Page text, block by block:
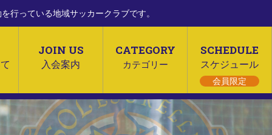
行っている地域サッカークラブです。
JOIN US
入会案内
CATEGORY
カテゴリー
SCHEDULE
スケジュール
会員限定